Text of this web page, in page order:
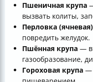
Пшеничная крупа
вызвать колиты,
Перловка (ячневая)
повредить желудок.
Пшённая крупа —
газообразование,
Гороховая крупа —